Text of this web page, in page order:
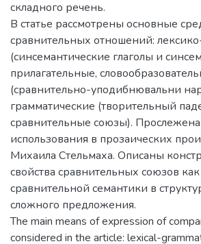
складного речень.
В статье рассмотрены основные
сравнительных отношений:
(синсемантические глаголы и
прилагательные,
(сравнительно-уподибнювальни
грамматические (творительный
сравнительные союзы).
использования в прозаических
Михаила Стельмаха. Описаны
свойства сравнительных союзов
сравнительной семантики в
сложного предложения.
The main means of expression of
considered in the article: lexical-